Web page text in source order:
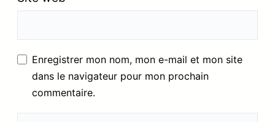
Enregistrer mon nom, mon e-mail et mon site
dans le navigateur pour mon prochain
commentaire.